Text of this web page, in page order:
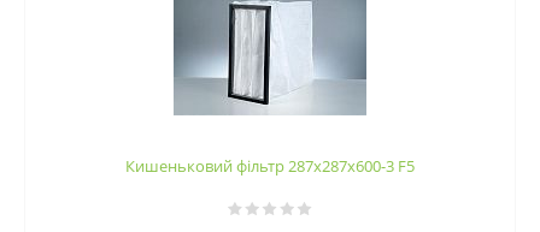
Кишеньковий фільтр 287х287х600-3 F5